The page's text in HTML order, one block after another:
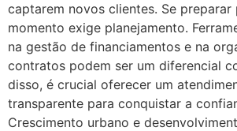
captarem novos clientes. Se preparar
momento exige planejamento.
na gestão de financiamentos e na
contratos podem ser um diferencial
disso, é crucial oferecer um
transparente para conquistar a
Crescimento urbano e